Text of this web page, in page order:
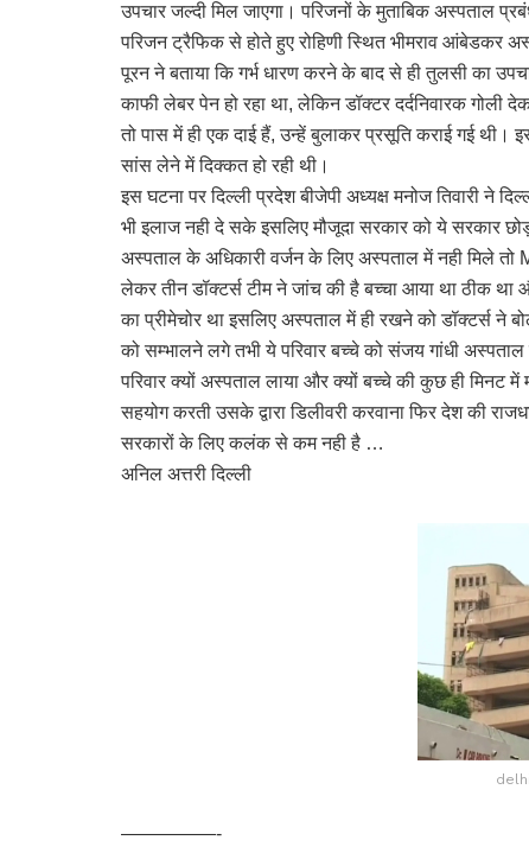
उपचार जल्दी मिल जाएगा। परिजनों के मुताबिक अस्पताल
परिजन ट्रैफिक से होते हुए रोहिणी स्थित भीमराव आंबेडकर
पूरन ने बताया कि गर्भ धारण करने के बाद से ही तुलसी का
काफी लेबर पेन हो रहा था, लेकिन डॉक्टर दर्दनिवारक
तो पास में ही एक दाई हैं, उन्हें बुलाकर प्रसूति कराई गई थी।
सांस लेने में दिक्कत हो रही थी।
इस घटना पर दिल्ली प्रदेश बीजेपी अध्यक्ष मनोज तिवारी
भी इलाज नही दे सके इसलिए मौजूदा सरकार को ये सरकार
अस्पताल के अधिकारी वर्जन के लिए अस्पताल में नही मिले
लेकर तीन डॉक्टर्स टीम ने जांच की है बच्चा आया था ठीक
का प्रीमेचोर था इसलिए अस्पताल में ही रखने को डॉक्टर्स ने
को सम्भालने लगे तभी ये परिवार बच्चे को संजय गांधी
परिवार क्यों अस्पताल लाया और क्यों बच्चे की कुछ ही
सहयोग करती उसके द्वारा डिलीवरी करवाना फिर देश की
सरकारों के लिए कलंक से कम नही है …
अनिल अत्तरी दिल्ली
—————-